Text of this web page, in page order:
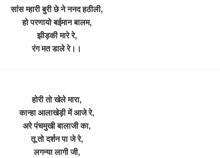
सांस म्हारी बुरी छे ने ननद हठीली,
हो परणायो बईमान बालम,
झीड़की मारे रे,
रंग मत डाले रे।।
होरी तो खेले मारा,
कान्हा आलाखेड़ी में आजे रे,
अरे पंचमुखी बालाजी का,
तू तो दर्शन पा जे रे,
लगन्या लागी जी,